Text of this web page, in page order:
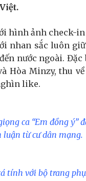
hình ảnh check-
nhan sắc luôn
nước ngoài.
Hòa Minzy, thu
like.
ca “Em đồng ý”
từ cư dân mạng.
tính với bộ trang